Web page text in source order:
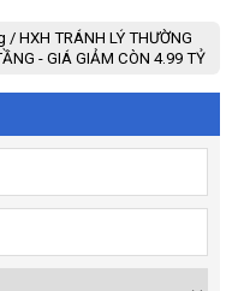
/ HXH TRÁNH LÝ THƯỜNG
- GIÁ GIẢM CÒN 4.99 TỶ